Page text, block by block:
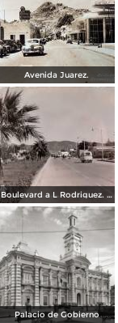
Avenida Juarez.
Boulevard a L Rodriguez. ( Circulada el 7 de Agosto de 1961 ).
Palacio de Gobierno